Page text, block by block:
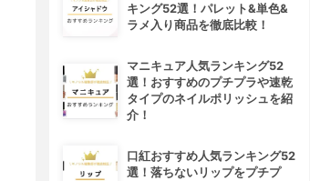
キング52選！パレット&単色&
ラメ入り商品を徹底比較！
マニキュア人気ランキング52
選！おすすめのプチプラや速乾
タイプのネイルポリッシュを紹
介！
口紅おすすめ人気ランキング52
選！落ちないリップをプチプ